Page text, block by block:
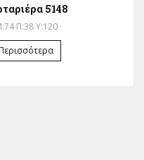
5148
Π:38 Υ:120
Περισσότερα